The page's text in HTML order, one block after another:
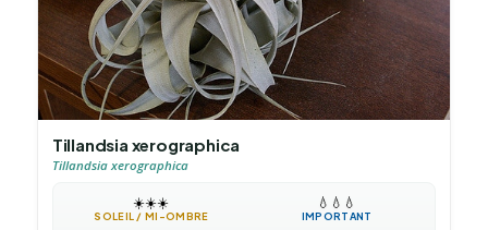
Tillandsia xerographica
Tillandsia xerographica
☀️☀️☀️
SOLEIL / MI-OMBRE
💧 💧 💧
IMPORTANT